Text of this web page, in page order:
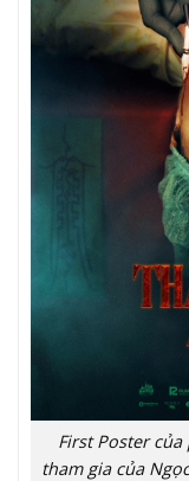
First Poster
tham gia của